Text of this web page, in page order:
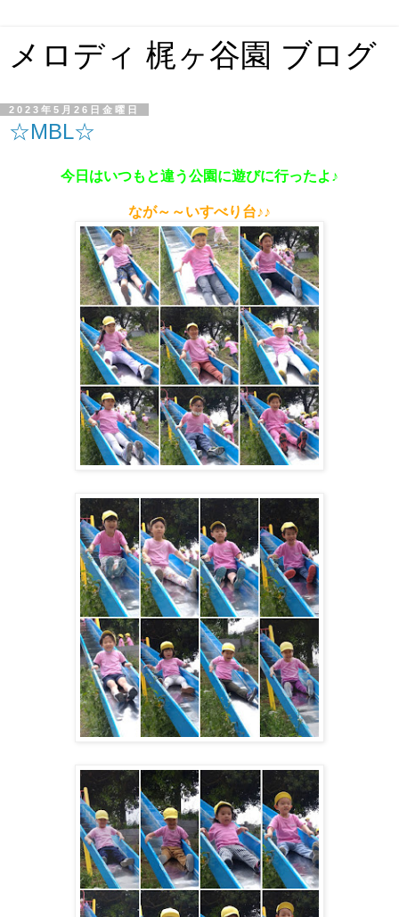
メロディ 梶ヶ谷園 ブログ
2023年5月26日金曜日
☆MBL☆
今日はいつもと違う公園に遊びに行ったよ♪
なが～～いすべり台♪♪